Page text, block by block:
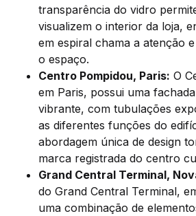
transparência do vidro
visualizem o interior da loja,
em espiral chama a atenção
o espaço.
Centro Pompidou, Paris: O
em Paris, possui uma
vibrante, com tubulações
as diferentes funções do
abordagem única de design
marca registrada do centro
Grand Central Terminal,
do Grand Central Terminal,
uma combinação de